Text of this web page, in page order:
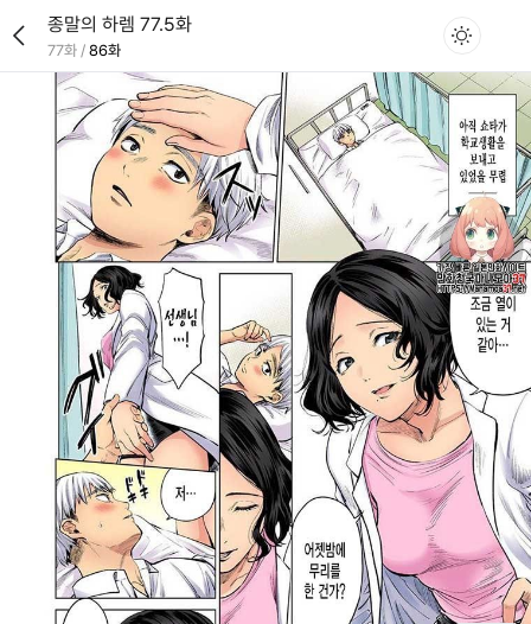
종말의 하렘 77.5화
77화 / 86화